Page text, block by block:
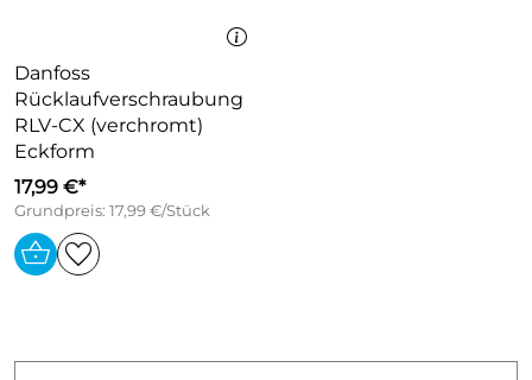
Danfoss
Rücklaufverschraubung
RLV-CX (verchromt)
Eckform
17,99 €*
Grundpreis: 17,99 €/Stück